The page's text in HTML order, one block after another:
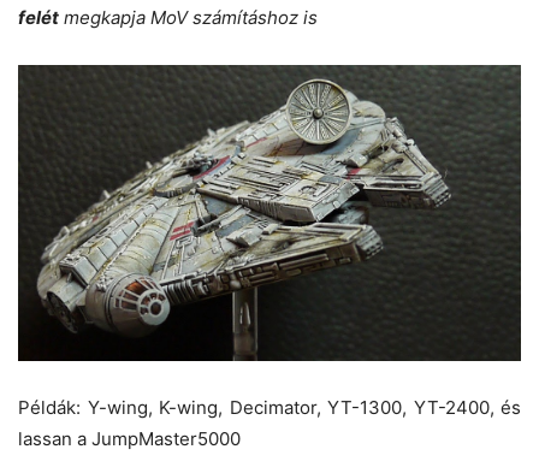
felét megkapja MoV számításhoz is
Példák: Y-wing, K-wing, Decimator, YT-1300, YT-2400, és
lassan a JumpMaster5000